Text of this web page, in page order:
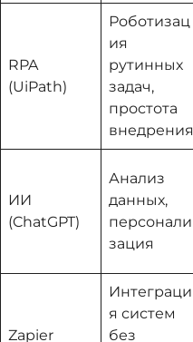
RPA
(UiPath)
Роботизац
ия
рутинных
задач,
простота
внедрения
ИИ
(ChatGPT)
Анализ
данных,
персонали
зация
Zapier
Интеграци
я систем
без